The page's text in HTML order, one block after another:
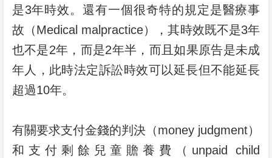
是3年時效。還有一個很奇特的規定是醫療事
故（Medical malpractice），其時效既不是3年
也不是2年，而是2年半，而且如果原告是未成
年人，此時法定訴訟時效可以延長但不能延長
超過10年。
有關要求支付金錢的判決（money judgment）
和支付剩餘兒童贍養費（unpaid child